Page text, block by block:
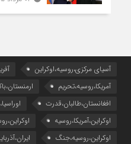
آسیای مرکزی،روسیه،اوکراین
آمریکا،روسیه،تحریم
افغانستان،طالبان،قدرت
اوکراین،آمریکا،روسیه
اوکراین،روسیه،جنگ